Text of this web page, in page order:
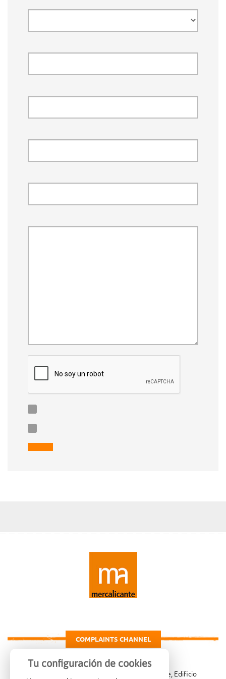
COMPLAINTS CHANNEL
Carretera de Madrid Km. 4, 03007 Alicante, Edificio
Tu configuración de cookies